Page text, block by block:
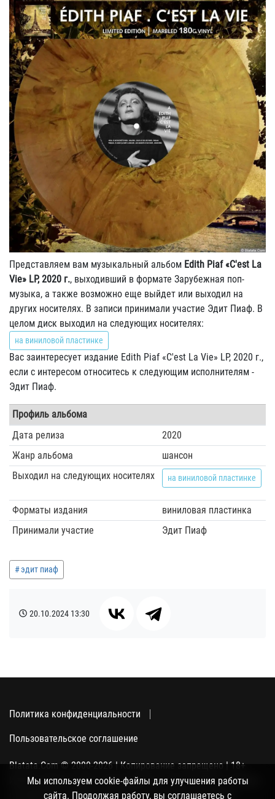
Представляем вам музыкальный альбом Edith Piaf «C'est La
Vie» LP, 2020 г., выходивший в формате Зарубежная поп-
музыка, а также возможно еще выйдет или выходил на
других носителях. В записи принимали участие Эдит Пиаф. В
целом диск выходил на следующих носителях:
на виниловой пластинке
Вас заинтересует издание Edith Piaf «C'est La Vie» LP, 2020 г.,
если с интересом относитесь к следующим исполнителям -
Эдит Пиаф.
Профиль альбома
Дата релиза
2020
Жанр альбома
шансон
Выходил на следующих носителях
на виниловой пластинке
Форматы издания
виниловая пластинка
Принимали участие
Эдит Пиаф
эдит пиаф
20.10.2024 13:30
Политика конфиденциальности
Пользовательское соглашение
Blatata.Com © 2000-2026 | Копирование запрещено | 18+
Использование сайта подразумевает ваше полное согласие
с политикой конфиденциальности, пользовательским
Мы используем cookie-файлы для улучшения работы
сайта. Продолжая работу, вы соглашаетесь с